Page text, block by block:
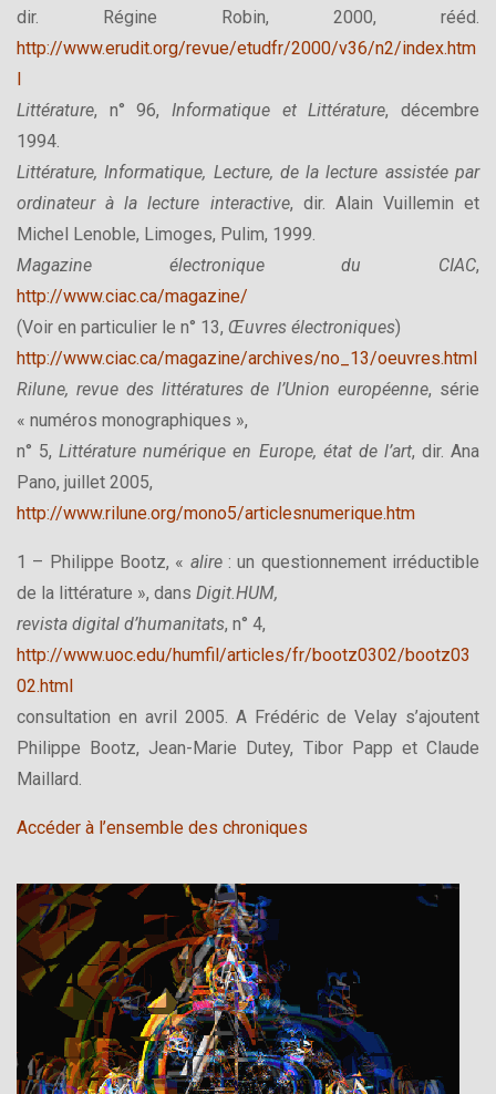
dir. Régine Robin, 2000, rééd.
http://www.erudit.org/revue/etudfr/2000/v36/n2/index.htm
l
Littérature, n° 96, Informatique et Littérature, décembre
1994.
Littérature, Informatique, Lecture, de la lecture assistée par
ordinateur à la lecture interactive, dir. Alain Vuillemin et
Michel Lenoble, Limoges, Pulim, 1999.
Magazine électronique du CIAC,
http://www.ciac.ca/magazine/
(Voir en particulier le n° 13, Œuvres électroniques)
http://www.ciac.ca/magazine/archives/no_13/oeuvres.html
Rilune, revue des littératures de l’Union européenne, série
« numéros monographiques »,
n° 5,Littérature numérique en Europe, état de l’art, dir. Ana
Pano, juillet 2005,
http://www.rilune.org/mono5/articlesnumerique.htm
1 – Philippe Bootz, « alire: un questionnement irréductible
de la littérature », dans Digit.HUM,
revista digital d’humanitats, n° 4,
http://www.uoc.edu/humfil/articles/fr/bootz0302/bootz03
02.html
consultation en avril 2005. A Frédéric de Velay s’ajoutent
Philippe Bootz, Jean-Marie Dutey, Tibor Papp et Claude
Maillard.
Accéder à l’ensemble des chroniques